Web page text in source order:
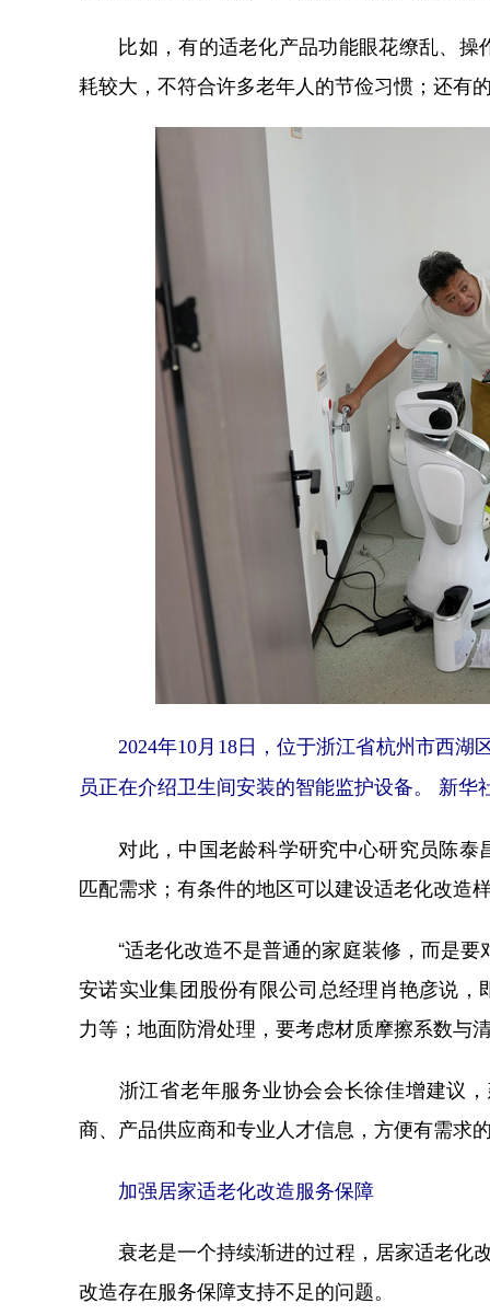
比如，有的适老化产品功能眼花缭乱、操
耗较大，不符合许多老年人的节俭习惯；还有
2024年10月18日，位于浙江省杭州市西湖
员正在介绍卫生间安装的智能监护设备。 新华
对此，中国老龄科学研究中心研究员陈泰
匹配需求；有条件的地区可以建设适老化改造
“适老化改造不是普通的家庭装修，而是要
安诺实业集团股份有限公司总经理肖艳彦说
力等；地面防滑处理，要考虑材质摩擦系数与
浙江省老年服务业协会会长徐佳增建议，
商、产品供应商和专业人才信息，方便有需求
加强居家适老化改造服务保障
衰老是一个持续渐进的过程，居家适老化改
改造存在服务保障支持不足的问题。